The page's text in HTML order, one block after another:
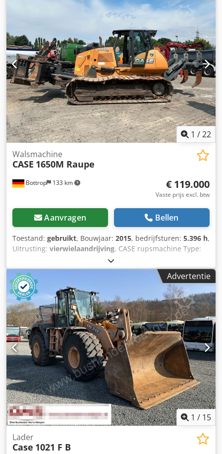
Reg. datum: Vermogen: 190 pk Urenstand: 6348
Versnellingsbak: Volautomatische powershift 19+6
Dieseltank: 1 Tankinhoud: 400 L Radio: ? Luchtgeveerde
stoel: ? Schijfrem: Natrem Bandenmaat: 600/65R25 +
650/75R38 - 520/70R34 Profiel % over: 60% 90% - 40%
Gereedschapskist: ? Hydraulisch systeem: ? Fabrikant vat:
Samson Tankinhoud: 8000 L Hogedrukpomp: 2 x HPP
Hogedrukcapaciteit: 122 l/min - 130 bar Vacuümpomp:
Samson Afstandsbediening: ? Dkjdoynq Dbspfx Abier
1 /22
Bottrop 133 km
Walsmachine
CASE 1650M Raupe
€ 119.000
Vaste prijs excl. btw
Aanvragen Bellen
Toestand: gebruikt, Bouwjaar: 2015, bedrijfsturen: 5.396 h,
Uitrusting: vierwielaandrijving, CASE rupsmachine Type:
1650M Leeggewicht: 19.200 kg Vermogen: 122 kW
Bedrijfsuren: 5.396 Uitrusting: - Stoelverwarming -
Airconditioning - Radio - Achterop ripper met 3 tanden -
Voorste cabinebeschermingen en roosters
Dksdezhyrmspfx Abijr - Schuifblad (hydraulisch
opklapbaar) Wij ondersteunen u graag ook op het gebied
van financiering/leasing met onze partners. Alle gegevens
zonder garantie. Wijzigingen en tussentijdse verkoop
voorbehouden.
Advertentie
1 / 15
Lader
Case 1021 F B